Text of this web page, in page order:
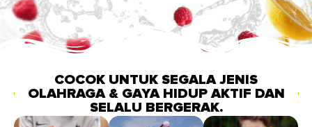
COCOK UNTUK SEGALA JENIS
OLAHRAGA & GAYA HIDUP AKTIF DAN
SELALU BERGERAK.